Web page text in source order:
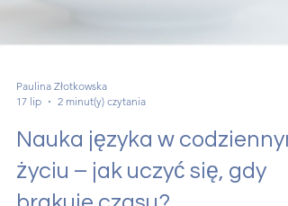
Paulina Złotkowska
17 lip
2 minut(y) czytania
Nauka języka w